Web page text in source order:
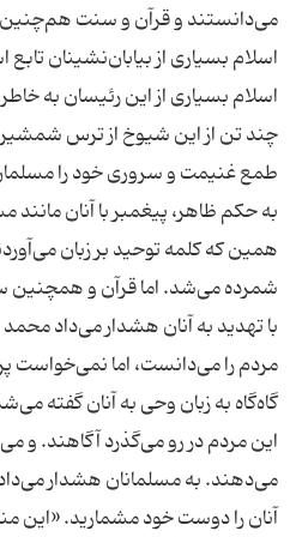
می‌دانستند و قرآن و سنت هم‌چنین
اسلام بسیاری از بیابان‌نشینان
اسلام بسیاری از این رئیسان به
چند تن از این شیوخ از ترس
طمع غنیمت و سروری خود را
به حکم ظاهر، پیغمبر با آنان مانند
همین که کلمه توحید بر زبان
شمرده می‌شد. اما قرآن و همچنین
با تهدید به آنان هشدار می‌داد
مردم را می‌دانست، اما نمی‌خواست
گاه‌گاه به زبان وحی به آنان گفته
این مردم در رو می‌گذرد آگاهند. و
می‌دهند. به مسلمانان هشدار می‌داد
آنان را دوست خود مشمارید. «این